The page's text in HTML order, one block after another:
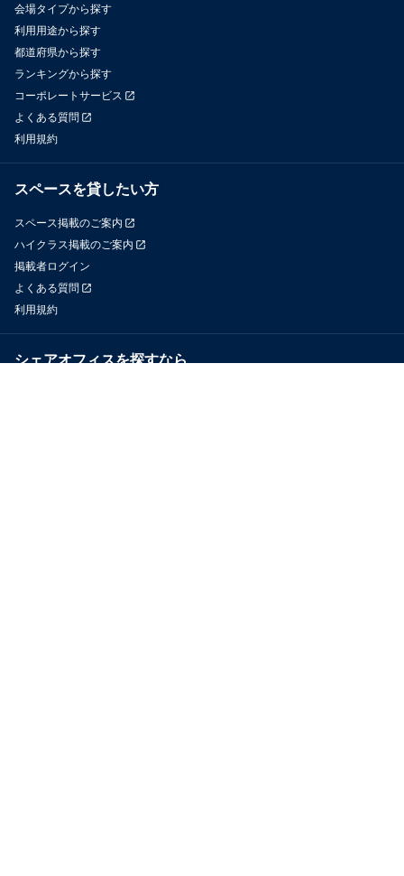
会場タイプから探す
利用用途から探す
都道府県から探す
ランキングから探す
コーポレートサービス
よくある質問
利用規約
スペースを貸したい方
スペース掲載のご案内
ハイクラス掲載のご案内
掲載者ログイン
よくある質問
利用規約
シェアオフィスを探すなら